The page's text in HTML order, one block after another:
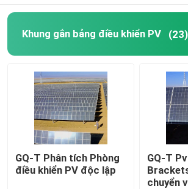
Khung gắn bảng điều khiển PV (23)
GQ-T Phân tích Phòng
điều khiển PV độc lập
GQ-T
chuyển